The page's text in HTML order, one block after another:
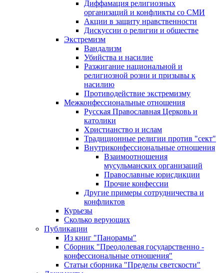
Диффамация религиозных
организаций и конфликты со СМИ
Акции в защиту нравственности
Дискуссии о религии и обществе
Экстремизм
Вандализм
Убийства и насилие
Разжигание национальной и
религиозной розни и призывы к
насилию
Противодействие экстремизму
Межконфессиональные отношения
Русская Православная Церковь и
католики
Христианство и ислам
Традиционные религии против "сект"
Внутриконфессиональные отношения
Взаимоотношения
мусульманских организаций
Православные юрисдикции
Прочие конфессии
Другие примеры сотрудничества и
конфликтов
Курьезы
Сколько верующих
Публикации
Из книг "Панорамы"
Сборник "Преодолевая государственно -
конфессиональные отношения"
Статьи сборника "Пределы светскости"